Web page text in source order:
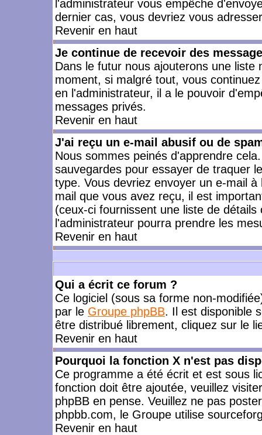
l'administrateur vous empêche
dernier cas, vous devriez vous
Revenir en haut
Je continue de recevoir des
Dans le futur nous ajouterons une
moment, si malgré tout, vous
en l'administrateur, il a le pouvoir
messages privés.
Revenir en haut
J'ai reçu un e-mail abusif ou de
Nous sommes peinés d'apprendre
sauvegardes pour essayer de traquer
type. Vous devriez envoyer un e-mail
mail que vous avez reçu, il est
(ceux-ci fournissent une liste de
l'administrateur pourra prendre les
Revenir en haut
Qui a écrit ce forum ?
Ce logiciel (sous sa forme non-
par le Groupe phpBB. Il est disponible
être distribué librement, cliquez sur le
Revenir en haut
Pourquoi la fonction X n'est pas
Ce programme a été écrit et est sous
fonction doit être ajoutée, veuillez
phpBB en pense. Veuillez ne pas
phpbb.com, le Groupe utilise
Revenir en haut